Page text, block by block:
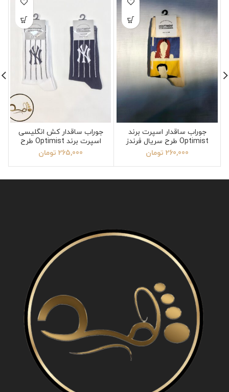
جوراب ساقدار اسپرت برند
Optimist طرح سریال فرندز
260,000 تومان
جوراب ساقدار کش انگلیسی
اسپرت برند Optimist طرح
نیویورک یانکیز
265,000 تومان